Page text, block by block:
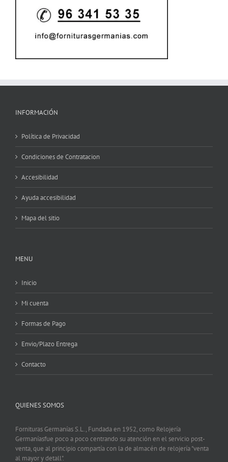
INFORMACIÓN
Política de Privacidad
Condiciones de Contratacion
Accesibilidad
Ayuda accesibilidad
Mapa del sitio
MENU
Inicio
Mi cuenta
Formas de Pago
Envio/Plazo Entrega
Contacto
QUIENES SOMOS
Fornituras Germanías S.L., Fundada en 1952, como Relojería
Germaníasfue poco a poco centrando su atención en el servicio post-
venta, que al principio compartía con la de almacén de relojería "venta
al mayor y detall".